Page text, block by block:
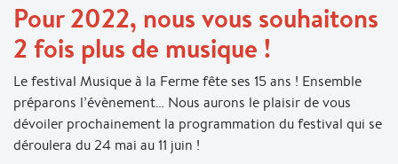
Pour 2022, nous vous souhaitons
2 fois plus de musique !
Le festival Musique à la Ferme fête ses 15 ans ! Ensemble
préparons l’évènement… Nous aurons le plaisir de vous
dévoiler prochainement la programmation du festival qui se
déroulera du 24 mai au 11 juin !